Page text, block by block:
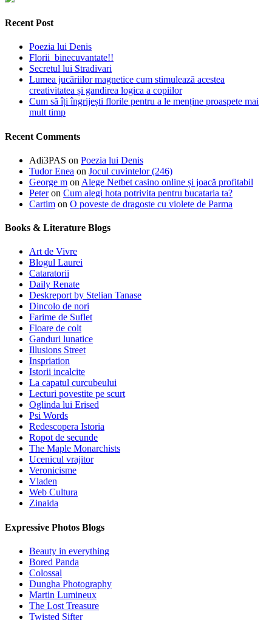
Recent Post
Poezia lui Denis
Florii binecuvantate!!
Secretul lui Stradivari
Lumea jucăriilor magnetice cum stimulează acestea
creativitatea și gandirea logica a copiilor
Cum să îți îngrijești florile pentru a le menține proaspete mai
mult timp
Recent Comments
Adi3PAS on Poezia lui Denis
Tudor Enea on Jocul cuvintelor (246)
George m on Alege Netbet casino online și joacă profitabil
Peteron Cum alegi hota potrivita pentru bucataria ta?
Cartim on O poveste de dragoste cu violete de Parma
Books & Literature Blogs
Art de Vivre
Blogul Laurei
Cataratorii
Daily Renate
Deskreport by Stelian Tanase
Dincolo de nori
Farime de Suflet
Floare de colt
Ganduri lunatice
Illusions Street
Inspriation
Istorii incalcite
La capatul curcubeului
Lecturi povestite pe scurt
Oglinda lui Erised
Psi Words
Redescopera Istoria
Ropot de secunde
The Maple Monarchists
Ucenicul vrajitor
Veronicisme
Vladen
Web Cultura
Zinaida
Expressive Photos Blogs
Beauty in everything
Bored Panda
Colossal
Dungha Photography
Martin Lumineux
The Lost Treasure
Twisted Sifter